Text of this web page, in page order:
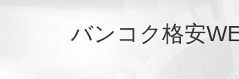
バンコク格安